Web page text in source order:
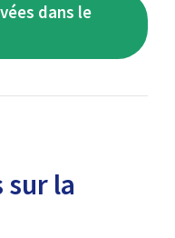
dans le
la